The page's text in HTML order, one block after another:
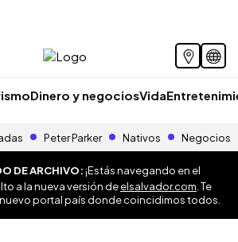
Dinero y negociosVida
Peter Parker Nativos Negocios
DE ARCHIVO:¡Estás navegando en el
a la nueva versión deelsalvador.com . Te
portal país donde coincidimos todos.